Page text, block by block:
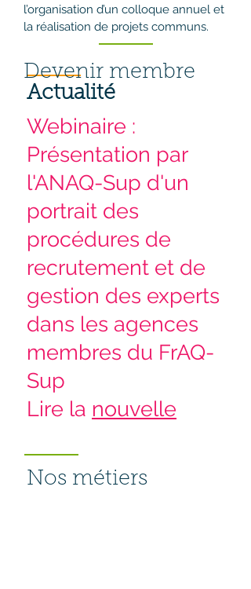
Actualité
Webinaire :
Présentation par
l'ANAQ-Sup d'un
portrait des
procédures de
recrutement et de
gestion des experts
dans les agences
membres du FrAQ-
Sup
Lire la nouvelle
l’organisation d’un colloque annuel et
la réalisation de projets communs.
Devenir membre
Nos métiers